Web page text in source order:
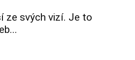
ze svých vizí. Je to